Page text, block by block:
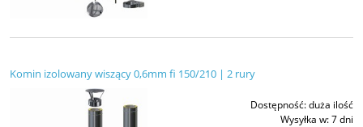
Komin izolowany wiszący 0,6mm fi 150/210 | 2 rury
Dostępność:duża ilość
Wysyłka w:7 dni